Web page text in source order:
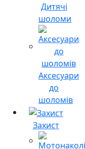
Дитячі
шоломи
Аксесуари
до
шоломів
Захист